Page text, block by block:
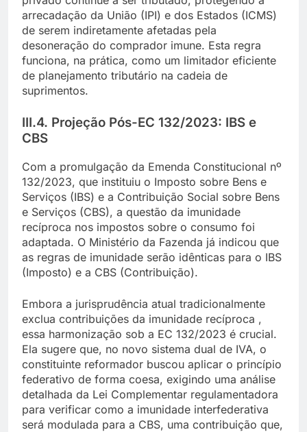
arrecadação da União (IPI) e dos Estados (ICMS)
de serem indiretamente afetadas pela
desoneração do comprador imune. Esta regra
funciona, na prática, como um limitador eficiente
de planejamento tributário na cadeia de
suprimentos.
III.4. Projeção Pós-EC 132/2023: IBS e
CBS
Com a promulgação da Emenda Constitucional nº
132/2023, que instituiu o Imposto sobre Bens e
Serviços (IBS) e a Contribuição Social sobre Bens
e Serviços (CBS), a questão da imunidade
recíproca nos impostos sobre o consumo foi
adaptada. O Ministério da Fazenda já indicou que
as regras de imunidade serão idênticas para o IBS
(Imposto) e a CBS (Contribuição).
Embora a jurisprudência atual tradicionalmente
exclua contribuições da imunidade recíproca ,
essa harmonização sob a EC 132/2023 é crucial.
Ela sugere que, no novo sistema dual de IVA, o
constituinte reformador buscou aplicar o princípio
federativo de forma coesa, exigindo uma análise
detalhada da Lei Complementar regulamentadora
para verificar como a imunidade interfederativa
será modulada para a CBS, uma contribuição que,